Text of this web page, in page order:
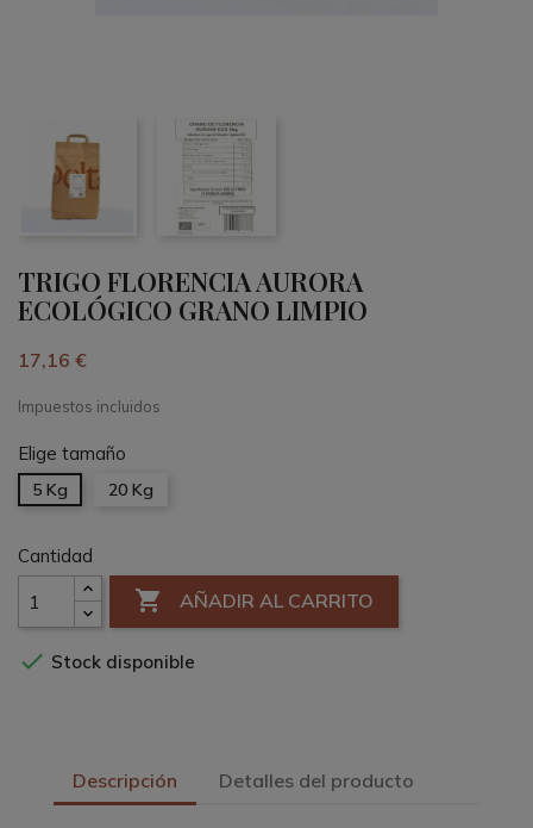
TRIGO FLORENCIA AURORA
ECOLÓGICO GRANO LIMPIO
17,16 €
Impuestos incluidos
Elige tamaño
5 Kg 20 Kg
Cantidad
 AÑADIR AL CARRITO
 Stock disponible
Descripción Detalles del producto